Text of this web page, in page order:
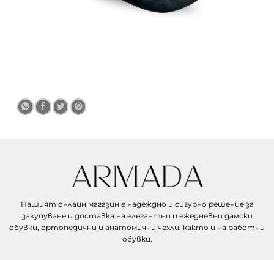
Нашият онлайн магазин е надеждно и сигурно решение за
закупуване и доставка на елегантни и ежедневни дамски
обувки, ортопедични и анатомични чехли, както и на работни
обувки.